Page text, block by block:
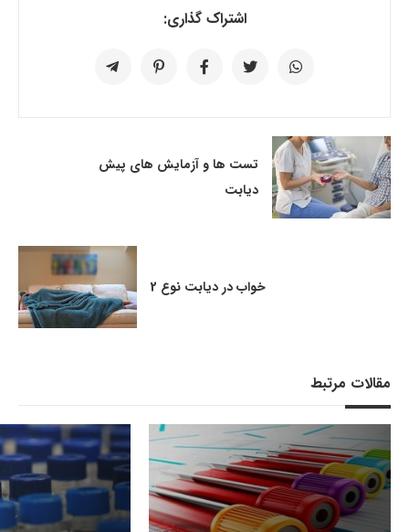
اشتراک گذاری:
تست ها و آزمایش های پیش
دیابت
خواب در دیابت نوع 2
مقالات مرتبط